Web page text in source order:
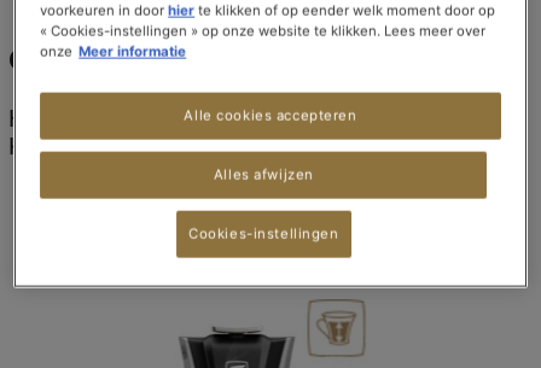
ONZE SPECIAL.T-MACHINES
Herkent u uw eigen machinemodel niet?
Klik danhier.
HOE GENIET U HET LIEFST VAN UW THEE?
GROTE THEEKOP
voorkeuren in doorhier te klikken of op eender welk moment door op
« Cookies-instellingen » op onze website te klikken. Lees meer over
onze Meer informatie
Alles afwijzen
Alle cookies accepteren
Cookies-instellingen